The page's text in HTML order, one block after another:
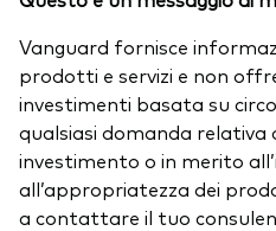
Vanguard fornisce
prodotti e servizi e non
investimenti basata su
qualsiasi domanda relativa
investimento o in merito
all’appropriatezza dei
a contattare il tuo